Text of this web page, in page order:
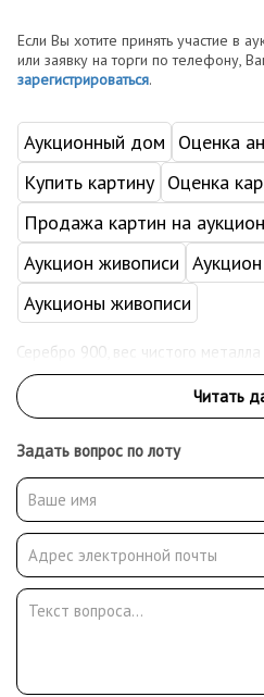
Если Вы хотите принять участие в
или заявку на торги по телефону,
зарегистрироваться.
Аукционный дом
Оценка
Купить картину Оценка
Продажа картин на
Аукцион живописи
Аукционы живописи
Серебро 900, вес чистого
Задать вопрос по лоту